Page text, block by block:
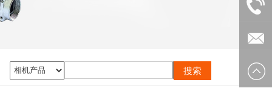
服：
微信：
电话：
0535-
邮箱：